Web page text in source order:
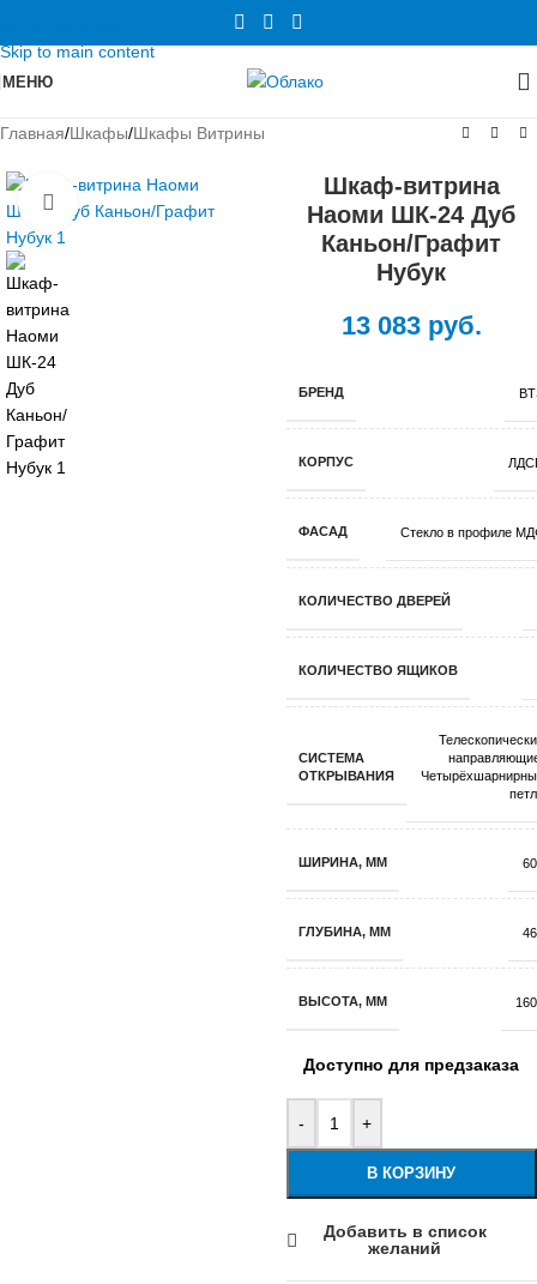
Skip to main content
МЕНЮ
Главная/Шкафы/Шкафы Витрины
Нажмите, чтобы увеличить
Шкаф-витрина
Наоми ШК-24 Дуб
Каньон/Графит
Нубук
13 083руб.
БРЕНД
КОРПУС
ФАСАД Стекло в профиле
КОЛИЧЕСТВО ДВЕРЕЙ
КОЛИЧЕСТВО ЯЩИКОВ
СИСТЕМА
ОТКРЫВАНИЯ
ШИРИНА, ММ
ГЛУБИНА, ММ
ВЫСОТА, ММ
Доступно для предзаказа
- +
В КОРЗИНУ
Добавить в список
желаний